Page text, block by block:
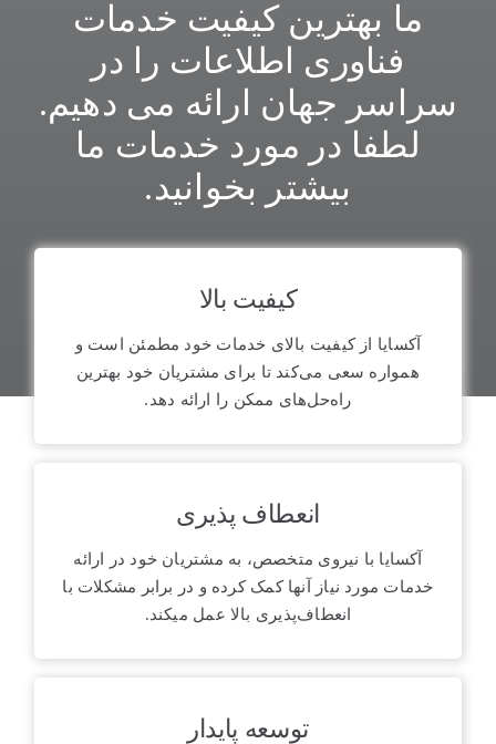
ما بهترین کیفیت خدمات
فناوری اطلاعات را در
سراسر جهان ارائه می دهیم.
لطفا در مورد خدمات ما
بیشتر بخوانید.
کیفیت بالا
آکسایا از کیفیت بالای خدمات خود مطمئن است و
همواره سعی می‌کند تا برای مشتریان خود بهترین
راه‌حل‌های ممکن را ارائه دهد.
مشتری مداری
گروه فنی مهندسی آکسایا به مشتریان خود احترام
می‌گذارد و با راه‌اندازی روابط و تعامل مثبت با آن‌ها،
سعی در رضایت کامل آن‌ها دارد.
انعطاف پذیری
آکسایا با نیروی متخصص، به مشتریان خود در ارائه
خدمات مورد نیاز آنها کمک کرده و در برابر مشکلات با
انعطاف‌پذیری بالا عمل میکند.
پشتیبانی
یکی از ویژگی های اصلی خدماتی که آکسایا ارائه می
نماید، پشتیبانی مناسب و به موقع می باشد.
توسعه پایدار
تعهد به امنیت